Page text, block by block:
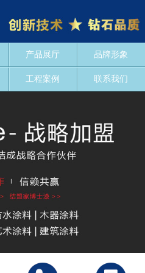
产品展厅 品牌形象
工程案例 联系我们